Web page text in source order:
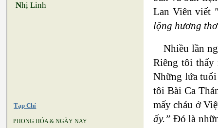
Nhị Linh
Tạp Chí
PHONG HÓA & NGÀY NAY
Lan Viên viết
lộng hương
Nhiều lần
Riêng tôi thấy
Những lứa tuổi
tôi Bài Ca
mấy cháu ở
ấy.” Đó là